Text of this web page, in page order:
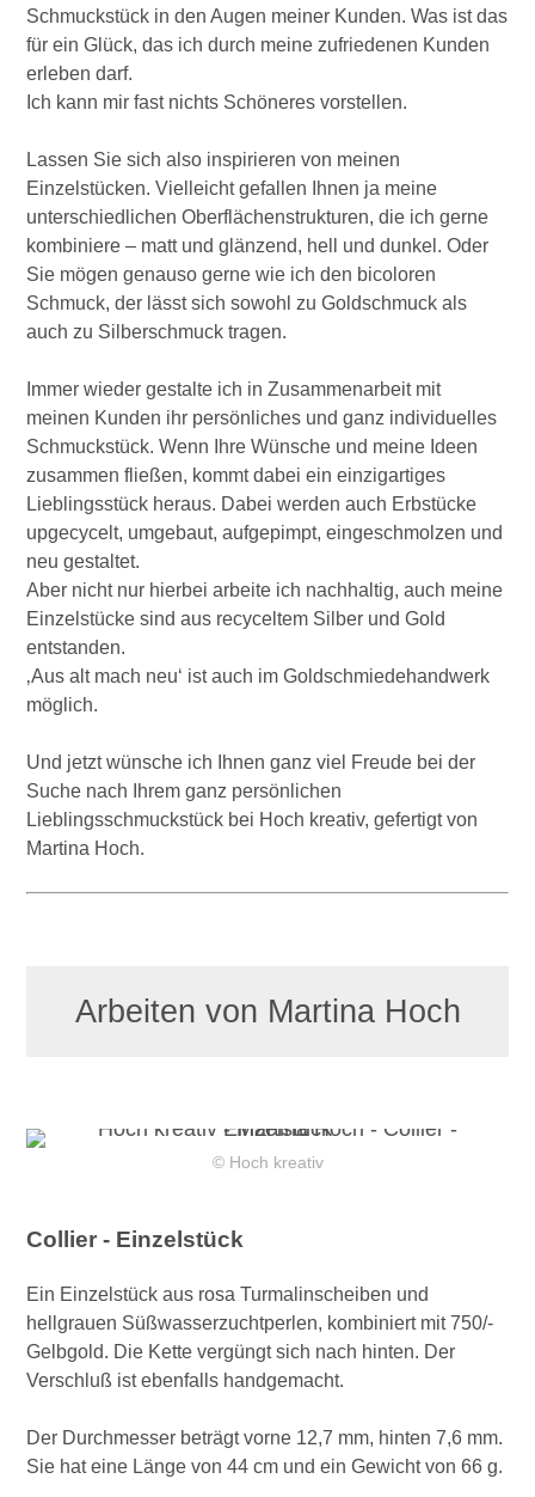
Schmuckstück in den Augen meiner Kunden. Was ist das
für ein Glück, das ich durch meine zufriedenen Kunden
erleben darf.
Ich kann mir fast nichts Schöneres vorstellen.
Lassen Sie sich also inspirieren von meinen
Einzelstücken. Vielleicht gefallen Ihnen ja meine
unterschiedlichen Oberflächenstrukturen, die ich gerne
kombiniere – matt und glänzend, hell und dunkel. Oder
Sie mögen genauso gerne wie ich den bicoloren
Schmuck, der lässt sich sowohl zu Goldschmuck als
auch zu Silberschmuck tragen.
Immer wieder gestalte ich in Zusammenarbeit mit
meinen Kunden ihr persönliches und ganz individuelles
Schmuckstück. Wenn Ihre Wünsche und meine Ideen
zusammen fließen, kommt dabei ein einzigartiges
Lieblingsstück heraus. Dabei werden auch Erbstücke
upgecycelt, umgebaut, aufgepimpt, eingeschmolzen und
neu gestaltet.
Aber nicht nur hierbei arbeite ich nachhaltig, auch meine
Einzelstücke sind aus recyceltem Silber und Gold
entstanden.
‚Aus alt mach neu‘ ist auch im Goldschmiedehandwerk
möglich.
Und jetzt wünsche ich Ihnen ganz viel Freude bei der
Suche nach Ihrem ganz persönlichen
Lieblingsschmuckstück bei Hoch kreativ, gefertigt von
Martina Hoch.
Arbeiten von Martina Hoch
© Hoch kreativ
Collier - Einzelstück
Ein Einzelstück aus rosa Turmalinscheiben und
hellgrauen Süßwasserzuchtperlen, kombiniert mit 750/-
Gelbgold. Die Kette vergüngt sich nach hinten. Der
Verschluß ist ebenfalls handgemacht.
Der Durchmesser beträgt vorne 12,7 mm, hinten 7,6 mm.
Sie hat eine Länge von 44 cm und ein Gewicht von 66 g.